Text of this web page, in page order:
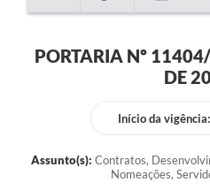
PORTARIA Nº
DE
Início da vigência:
Assunto(s): Contratos,
Nomeações,